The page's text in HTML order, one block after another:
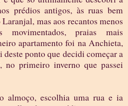
prédios antigos, às ruas bem
Laranjal, mas aos recantos menos
movimentados, praias mais
apartamento foi na Anchieta,
ponto que decidi começar a
no primeiro inverno que passei
almoço, escolhia uma rua e ia